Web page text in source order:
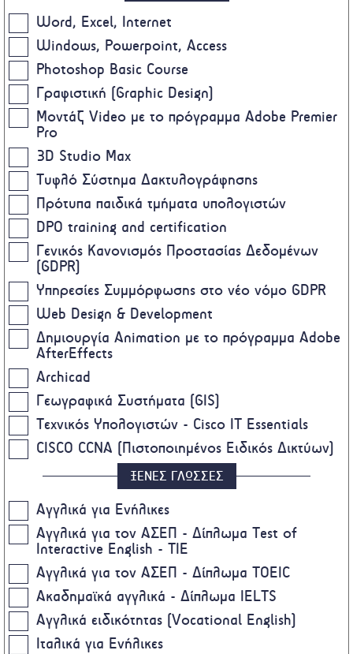
Word, Excel, Internet
Windows, Powerpoint, Access
Photoshop Basic Course
Γραφιστική (Graphic Design)
Μοντάζ Video με το πρόγραμμα Adobe Premier
Pro
3D Studio Max
Τυφλό Σύστημα Δακτυλογράφησης
Πρότυπα παιδικά τμήματα υπολογιστών
DPO training and certification
Γενικός Κανονισμός Προστασίας Δεδομένων
(GDPR)
Υπηρεσίες Συμμόρφωσης στο νέο νόμο GDPR
Web Design & Development
Δημιουργία Animation με το πρόγραμμα Adobe
AfterEffects
Archicad
Γεωγραφικά Συστήματα (GIS)
Τεχνικός Υπολογιστών - Cisco IT Essentials
CISCO CCNA (Πιστοποιημένος Ειδικός Δικτύων)
ΞΕΝΕΣ ΓΛΩΣΣΕΣ
Αγγλικά για Ενήλικες
Αγγλικά για τον ΑΣΕΠ - Δίπλωμα Test of
Interactive English - TIE
Αγγλικά για τον ΑΣΕΠ - Δίπλωμα TOEIC
Ακαδημαϊκά αγγλικά - Δίπλωμα IELTS
Αγγλικά ειδικότητας (Vocational English)
Ιταλικά για Ενήλικες